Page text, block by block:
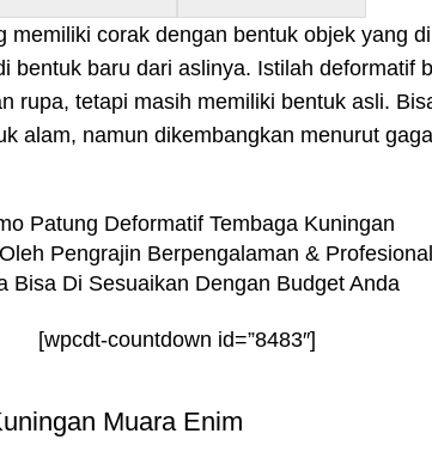
corak dengan bentuk objek yang
bentuk baru dari aslinya. Istilah deformatif
rupa, tetapi masih memiliki bentuk asli.
alam, namun dikembangkan menurut
Patung Deformatif Tembaga Kuningan
Pengrajin Berpengalaman & Profesional
Bisa Di Sesuaikan Dengan Budget Anda
[wpcdt-countdown id=”8483″]
Muara Enim